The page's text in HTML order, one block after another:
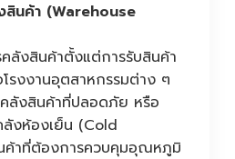
สินค้า (Warehouse
คลังสินค้าตั้งแต่การรับสินค้า
รงงานอุตสาหกรรมต่าง ๆ
ลังสินค้าที่ปลอดภัย หรือ
ลังห้องเย็น (Cold
ค้าที่ต้องการควบคุมอุณหภูมิ